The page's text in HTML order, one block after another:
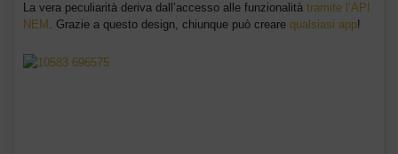
La vera peculiarità deriva dall’accesso alle funzionalità tramite l’API
NEM . Grazie a questo design, chiunque può creare qualsiasi app!